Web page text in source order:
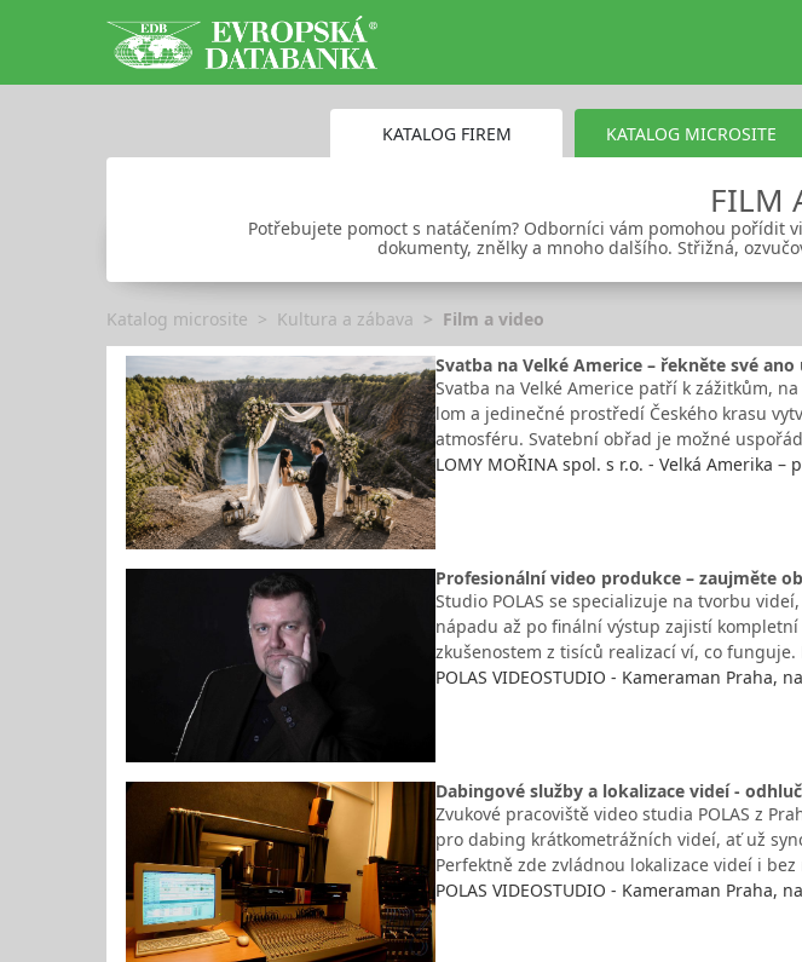
KATALOG FIREM KATALOG MICROSITE
FILM
Potřebujete pomoct s natáčením? Odborníci vám pomohou pořídit
dokumenty, znělky a mnoho dalšího. Střižná,
Katalog microsite Kultura a zábava Film a video
Svatba na Velké Americe – řekněte své
Svatba na Velké Americe patří k zážitkům,
lom a jedinečné prostředí Českého krasu
atmosféru. Svatební obřad je možné
LOMY MOŘINA spol. s r.o. - Velká Amerika
Profesionální video produkce – zaujměte
Studio POLAS se specializuje na tvorbu
nápadu až po finální výstup zajistí
zkušenostem z tisíců realizací ví, co
POLAS VIDEOSTUDIO - Kameraman Praha,
Dabingové služby a lokalizace videí -
Zvukové pracoviště video studia POLAS z
pro dabing krátkometrážních videí, ať už
Perfektně zde zvládnou lokalizace videí i
POLAS VIDEOSTUDIO - Kameraman Praha,